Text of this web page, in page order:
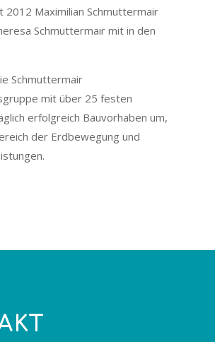
2012 Maximilian Schmuttermair
Schmuttermair mit in den
Schmuttermair
mit über 25 festen
erfolgreich Bauvorhaben um,
der Erdbewegung und